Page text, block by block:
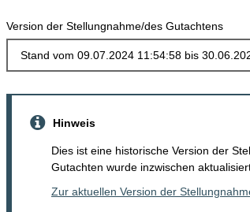
Version der Stellungnahme/des Gutachtens
Hinweis
Dies ist eine historische Version der
Gutachten wurde inzwischen
Zur aktuellen Version der